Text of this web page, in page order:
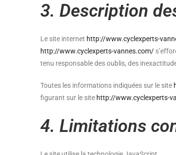
3. Description
Le site internet http://www.cyclexperts-
http://www.cyclexperts-vannes.com/
tenu responsable des oublis, des
Toutes les informations indiquées sur le site
figurant sur le site http://www.cyclexperts-
4. Limitations